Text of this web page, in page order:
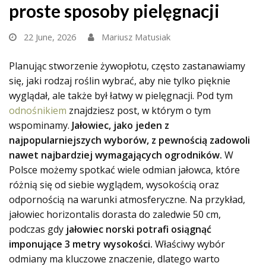
proste sposoby pielęgnacji
22 June, 2026 Mariusz Matusiak
Planując stworzenie żywopłotu, często zastanawiamy
się, jaki rodzaj roślin wybrać, aby nie tylko pięknie
wyglądał, ale także był łatwy w pielęgnacji. Pod tym
odnośnikiem znajdziesz post, w którym o tym
wspominamy. Jałowiec, jako jeden z
najpopularniejszych wyborów, z pewnością zadowoli
nawet najbardziej wymagających ogrodników. W
Polsce możemy spotkać wiele odmian jałowca, które
różnią się od siebie wyglądem, wysokością oraz
odpornością na warunki atmosferyczne. Na przykład,
jałowiec horizontalis dorasta do zaledwie 50 cm,
podczas gdy jałowiec norski potrafi osiągnąć
imponujące 3 metry wysokości. Właściwy wybór
odmiany ma kluczowe znaczenie, dlatego warto